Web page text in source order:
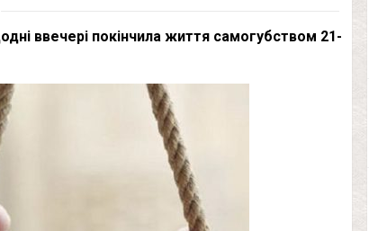
ввечері покінчила життя самогубством 21-